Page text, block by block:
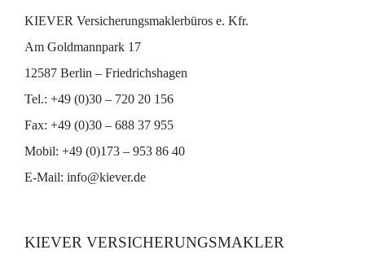
KIEVER Versicherungsmaklerbüros e. Kfr.
Am Goldmannpark 17
12587 Berlin – Friedrichshagen
Tel.: +49 (0)30 – 720 20 156
Fax: +49 (0)30 – 688 37 955
Mobil: +49 (0)173 – 953 86 40
E-Mail: info@kiever.de
KIEVER VERSICHERUNGSMAKLER